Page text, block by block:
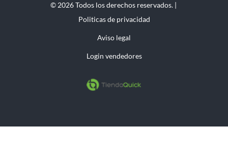
© 2026 Todos los derechos reservados. |
Politicas de privacidad
Aviso legal
Login vendedores